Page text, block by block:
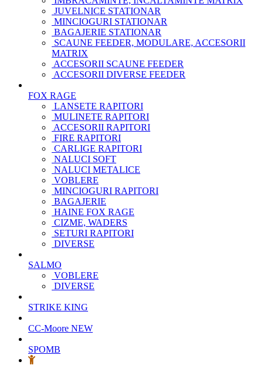
JUVELNICE STATIONAR
MINCIOGURI STATIONAR
BAGAJERIE STATIONAR
SCAUNE FEEDER, MODULARE, ACCESORII
MATRIX
ACCESORII SCAUNE FEEDER
ACCESORII DIVERSE FEEDER
FOX RAGE
LANSETE RAPITORI
MULINETE RAPITORI
ACCESORII RAPITORI
FIRE RAPITORI
CARLIGE RAPITORI
NALUCI SOFT
NALUCI METALICE
VOBLERE
MINCIOGURI RAPITORI
BAGAJERIE
HAINE FOX RAGE
CIZME, WADERS
SETURI RAPITORI
DIVERSE
SALMO
VOBLERE
DIVERSE
STRIKE KING
CC-Moore NEW
SPOMB